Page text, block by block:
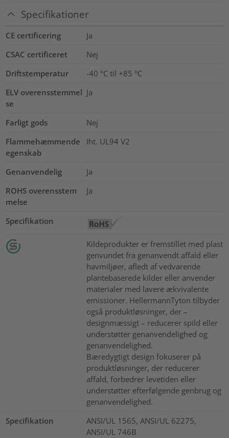
Specifikationer
CE certificering
Ja
CSAC certificeret
Nej
Driftstemperatur
-40 °C til +85 °C
ELV overensstemmel
se
Ja
Farligt gods
Nej
Flammehæmmende
egenskab
Iht. UL94 V2
Genanvendelig
Ja
ROHS overensstem
melse
Ja
Specifikation
Kildeprodukter er fremstillet med plast
genvundet fra genanvendt affald eller
havmiljøer, afledt af vedvarende
plantebaserede kilder eller anvender
materialer med lavere ækvivalente
emissioner. HellermannTyton tilbyder
også produktløsninger, der –
designmæssigt – reducerer spild eller
understøtter genanvendelighed og
genanvendelighed.
Bæredygtigt design fokuserer på
produktløsninger, der reducerer
affald, forbedrer levetiden eller
understøtter efterfølgende genbrug og
genanvendelighed.
Specifikation
ANSI/UL 1565, ANSI/UL 62275,
ANSI/UL 746B